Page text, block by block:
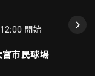
12:00 開始
市民球場